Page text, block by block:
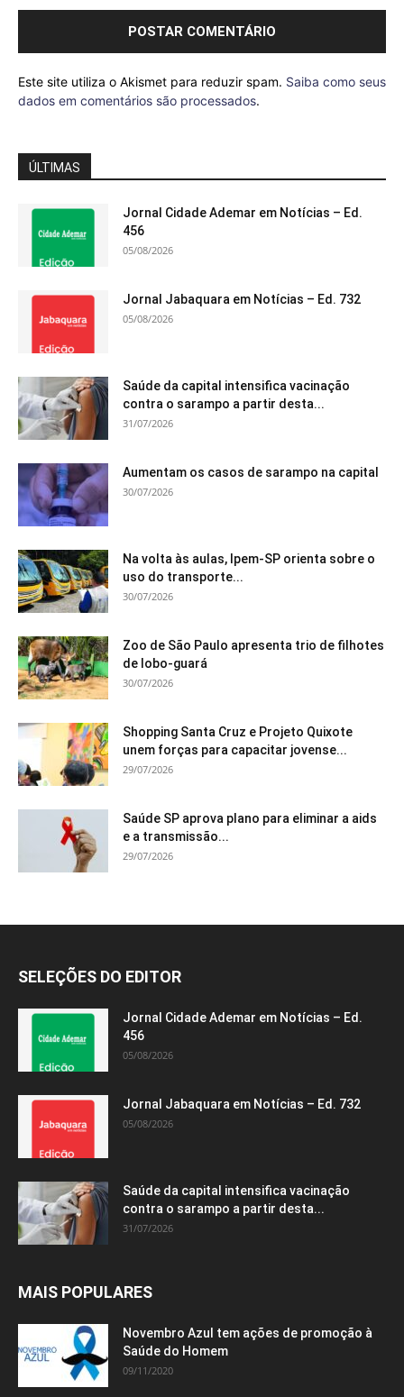
Este site utiliza o Akismet para reduzir spam. Saiba como seus
dados em comentários são processados.
ÚLTIMAS
Jornal Cidade Ademar em Notícias – Ed.
456
05/08/2026
Jornal Jabaquara em Notícias – Ed. 732
05/08/2026
Saúde da capital intensifica vacinação
contra o sarampo a partir desta...
31/07/2026
Aumentam os casos de sarampo na capital
30/07/2026
Na volta às aulas, Ipem-SP orienta sobre o
uso do transporte...
30/07/2026
Zoo de São Paulo apresenta trio de filhotes
de lobo-guará
30/07/2026
Shopping Santa Cruz e Projeto Quixote
unem forças para capacitar jovense...
29/07/2026
Saúde SP aprova plano para eliminar a aids
e a transmissão...
29/07/2026
SELEÇÕES DO EDITOR
Jornal Cidade Ademar em Notícias – Ed.
456
05/08/2026
Jornal Jabaquara em Notícias – Ed. 732
05/08/2026
Saúde da capital intensifica vacinação
contra o sarampo a partir desta...
31/07/2026
MAIS POPULARES
Novembro Azul tem ações de promoção à
Saúde do Homem
09/11/2020